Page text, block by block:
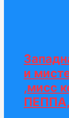
и
,мисс
ПЕППА,